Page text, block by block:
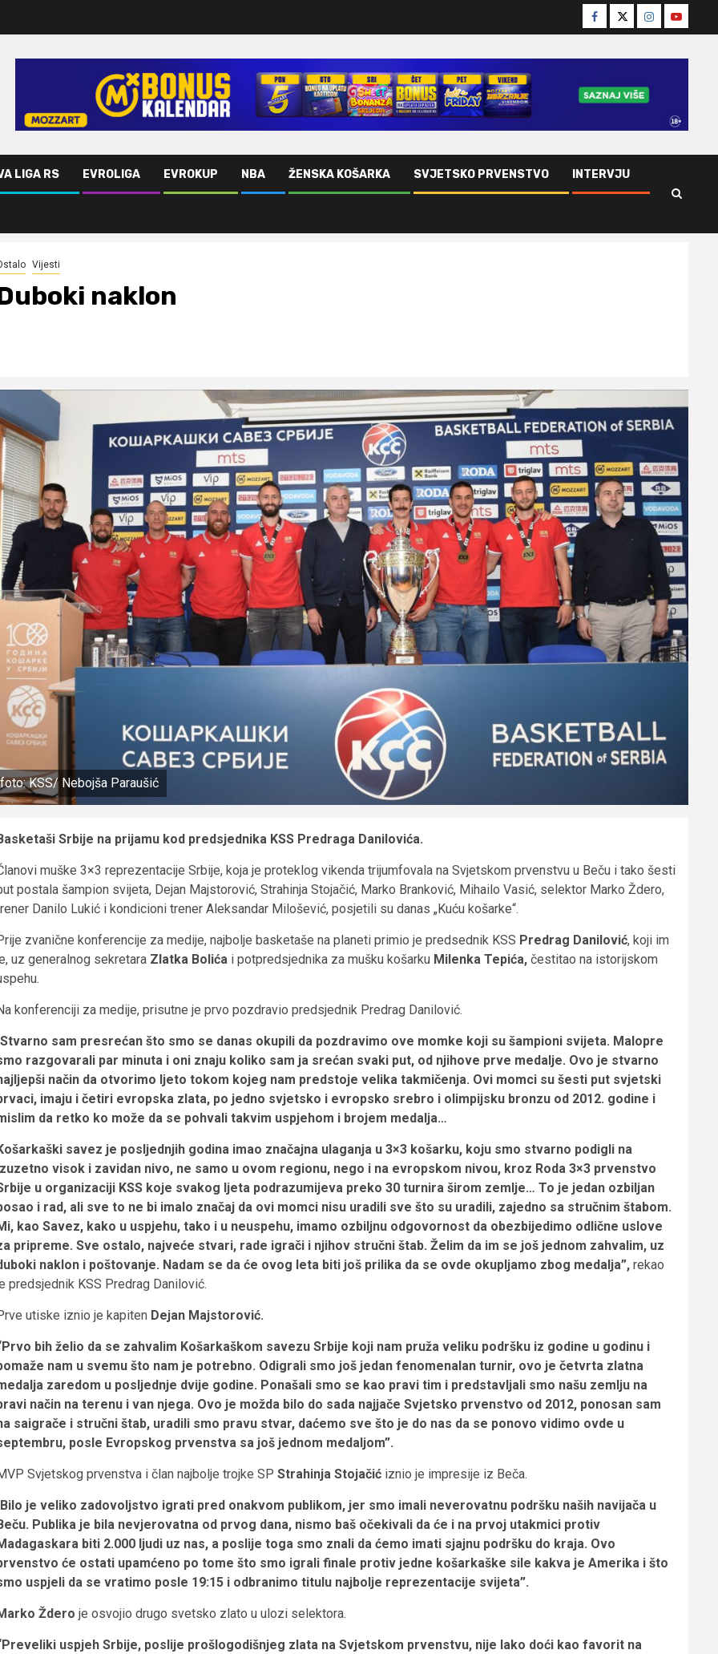
Facebook
TwitterInstagram
Youtube
LIGA RS EVROLIGA EVROKUP NBA ŽENSKA KOŠARKA SVJETSKO PRVENSTVO INTERVJU
Vijesti
naklon
foto: KSS/ Nebojša Paraušić
Srbije na prijamu kod predsjednika KSS Predraga Danilovića.
muške 3×3 reprezentacije Srbije, koja je proteklog vikenda trijumfovala na Svjetskom prvenstvu u Beču i tako šesti
postala šampion svijeta, Dejan Majstorović, Strahinja Stojačić, Marko Branković, Mihailo Vasić, selektor Marko Ždero,
Danilo Lukić i kondicioni trener Aleksandar Milošević, posjetili su danas „Kuću košarke“.
zvanične konferencije za medije, najbolje basketaše na planeti primio je predsednik KSS Predrag Danilović, koji im
uz generalnog sekretara Zlatka Bolića i potpredsjednika za mušku košarku Milenka Tepića, čestitao na istorijskom
konferenciji za medije, prisutne je prvo pozdravio predsjednik Predrag Danilović.
Stvarno sam presrećan što smo se danas okupili da pozdravimo ove momke koji su šampioni svijeta. Malopre
razgovarali par minuta i oni znaju koliko sam ja srećan svaki put, od njihove prve medalje. Ovo je stvarno
način da otvorimo ljeto tokom kojeg nam predstoje velika takmičenja. Ovi momci su šesti put svjetski
imaju i četiri evropska zlata, po jedno svjetsko i evropsko srebro i olimpijsku bronzu od 2012. godine i
da retko ko može da se pohvali takvim uspjehom i brojem medalja…
savez je posljednjih godina imao značajna ulaganja u 3×3 košarku, koju smo stvarno podigli na
visok i zavidan nivo, ne samo u ovom regionu, nego i na evropskom nivou, kroz Roda 3×3 prvenstvo
u organizaciji KSS koje svakog ljeta podrazumijeva preko 30 turnira širom zemlje… To je jedan ozbiljan
i rad, ali sve to ne bi imalo značaj da ovi momci nisu uradili sve što su uradili, zajedno sa stručnim štabom.
kao Savez, kako u uspjehu, tako i u neuspehu, imamo ozbiljnu odgovornost da obezbijedimo odlične uslove
pripreme. Sve ostalo, najveće stvari, rade igrači i njihov stručni štab. Želim da im se još jednom zahvalim, uz
naklon i poštovanje. Nadam se da će ovog leta biti još prilika da se ovde okupljamo zbog medalja”, rekao
predsjednik KSS Predrag Danilović.
utiske iznio je kapiten Dejan Majstorović.
bih želio da se zahvalim Košarkaškom savezu Srbije koji nam pruža veliku podršku iz godine u godinu i
nam u svemu što nam je potrebno. Odigrali smo još jedan fenomenalan turnir, ovo je četvrta zlatna
zaredom u posljednje dvije godine. Ponašali smo se kao pravi tim i predstavljali smo našu zemlju na
način na terenu i van njega. Ovo je možda bilo do sada najjače Svjetsko prvenstvo od 2012, ponosan sam
saigrače i stručni štab, uradili smo pravu stvar, daćemo sve što je do nas da se ponovo vidimo ovde u
posle Evropskog prvenstva sa još jednom medaljom”.
Svjetskog prvenstva i član najbolje trojke SP Strahinja Stojačić iznio je impresije iz Beča.
Bilo je veliko zadovoljstvo igrati pred onakvom publikom, jer smo imali neverovatnu podršku naših navijača u
Publika je bila nevjerovatna od prvog dana, nismo baš očekivali da će i na prvoj utakmici protiv
biti 2.000 ljudi uz nas, a poslije toga smo znali da ćemo imati sjajnu podršku do kraja. Ovo
će ostati upamćeno po tome što smo igrali finale protiv jedne košarkaške sile kakva je Amerika i što
uspjeli da se vratimo posle 19:15 i odbranimo titulu najbolje reprezentacije svijeta”.
Ždero je osvojio drugo svetsko zlato u ulozi selektora.
uspjeh Srbije, poslije prošlogodišnjeg zlata na Svjetskom prvenstvu, nije lako doći kao favorit na